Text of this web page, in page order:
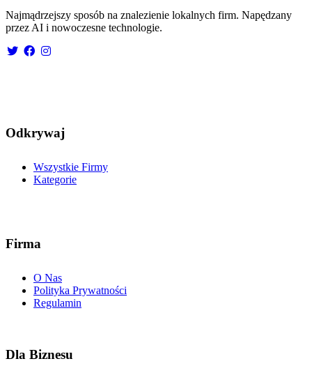
Najmądrzejszy sposób na znalezienie lokalnych firm. Napędzany
przez AI i nowoczesne technologie.
Odkrywaj
Wszystkie Firmy
Kategorie
Firma
O Nas
Polityka Prywatności
Regulamin
Dla Biznesu